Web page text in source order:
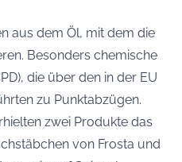
aus dem Öl, mit dem die
Besonders chemische
die über den in der EU
zu Punktabzügen.
zwei Produkte das
von Frosta und